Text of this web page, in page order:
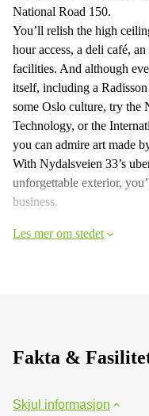
Brattørkaia
17A
Trondheim
National Road 150.
You’ll relish the high
hour access, a deli café,
facilities. And although
itself, including a
some Oslo culture, try the
Technology, or the
you can admire art made
With Nydalsveien 33’s
unforgettable exterior,
business.
Les mer om stedet
Fakta &
Skjul informasjon